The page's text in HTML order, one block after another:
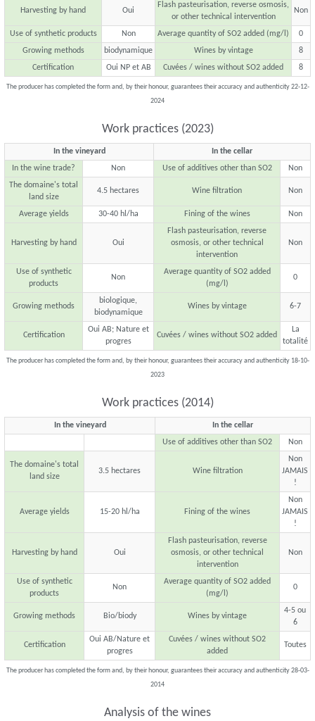
Harvesting by hand Oui
Flash pasteurisation, reverse osmosis,
or other technical intervention
Non
Use of synthetic products Non Average quantity of SO2 added (mg/l)
0
Growing methods
biodynamique Wines by vintage
8
Certification
Oui NP et AB Cuvées / wines without SO2 added 8
The producer has completed the form and, by their honour, guarantees their accuracy and authenticity 22-12-
2024
Work practices (2023)
In the vineyard
In the cellar
In the wine trade?
Non Use of additives other than SO2
Non
The domaine's total
land size
4.5 hectares Wine filtration Non
Average yields 30-40 hl/ha Fining of the wines Non
Harvesting by hand Oui
Flash pasteurisation, reverse
osmosis, or other technical
intervention
Non
Use of synthetic
products
Non
Average quantity of SO2 added
(mg/l)
0
Growing methods
biologique,
biodynamique
Wines by vintage 6-7
Certification
Oui AB; Nature et
progres
Cuvées / wines without SO2 added
La
totalité
The producer has completed the form and, by their honour, guarantees their accuracy and authenticity 18-10-
2023
Work practices (2014)
In the vineyard
In the cellar
Use of additives other than SO2
Non
The domaine's total
land size
3.5 hectares Wine filtration
Non
JAMAIS
!
Average yields 15-20 hl/ha Fining of the wines
Non
JAMAIS
!
Harvesting by hand Oui
Flash pasteurisation, reverse
osmosis, or other technical
intervention
Non
Use of synthetic
products
Non
Average quantity of SO2 added
(mg/l)
0
Growing methods Bio/biody Wines by vintage
4-5 ou
6
Certification
Oui AB/Nature et
progres
Cuvées / wines without SO2
added
Toutes
The producer has completed the form and, by their honour, guarantees their accuracy and authenticity 28-03-
2014
Analysis of the wines